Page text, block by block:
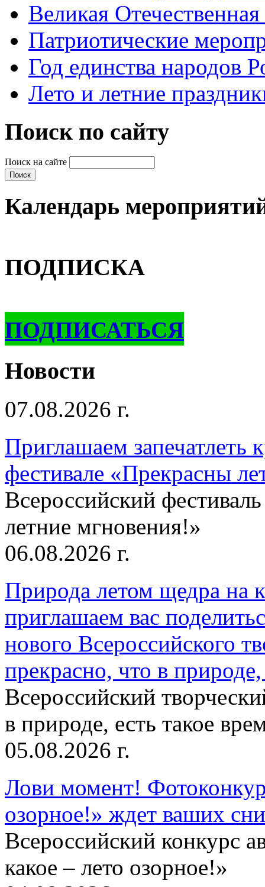
Великая
Патриотические
Год единства народов
Лето и летние
Поиск по сайту
Поиск на сайте
Календарь
ПОДПИСКА
ПОДПИСАТЬСЯ
Новости
07.08.2026 г.
Приглашаем запечатлеть
фестивале «Прекрасны
Всероссийский
летние мгновения!»
06.08.2026 г.
Природа летом щедра на
приглашаем вас
нового Всероссийского
прекрасно, что в
Всероссийский
в природе, есть такое
05.08.2026 г.
Лови момент!
озорное!» ждет ваших
Всероссийский конкурс
какое – лето озорное!»